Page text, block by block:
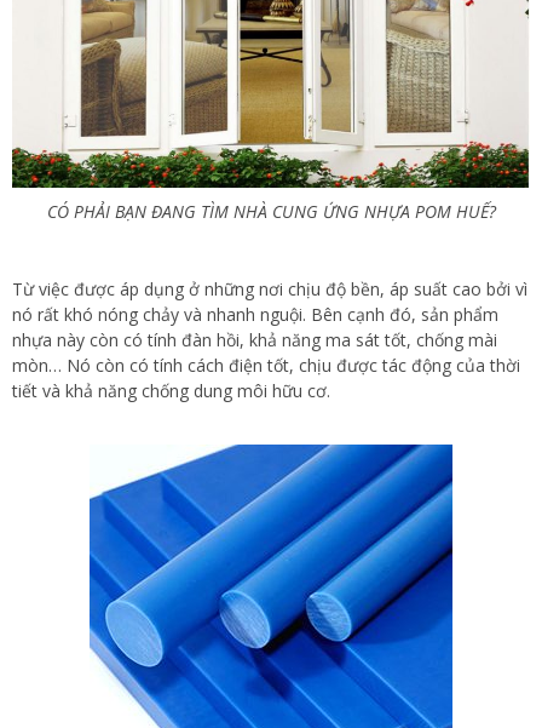
CÓ PHẢI BẠN ĐANG TÌM NHÀ CUNG ỨNG NHỰA POM HUẾ?
Từ việc được áp dụng ở những nơi chịu độ bền, áp suất cao bởi vì
nó rất khó nóng chảy và nhanh nguội. Bên cạnh đó, sản phẩm
nhựa này còn có tính đàn hồi, khả năng ma sát tốt, chống mài
mòn… Nó còn có tính cách điện tốt, chịu được tác động của thời
tiết và khả năng chống dung môi hữu cơ.